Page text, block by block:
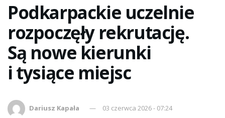
Podkarpackie uczelnie
rozpoczęły rekrutację.
Są nowe kierunki
i tysiące miejsc
Dariusz Kapała
03 czerwca 2026 - 07:24